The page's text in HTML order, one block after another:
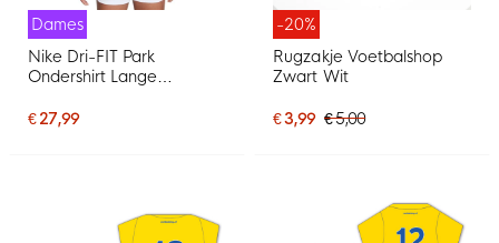
Dames
Nike Dri-FIT Park
Ondershirt Lange
Wit
€ 27,99
-20%
Rugzakje Voetbalshop
Zwart Wit
€ 3,99 € 5,00